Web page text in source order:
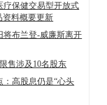
疗保健交易型开放式
资料概要更新
将布兰登-威廉斯离开
售涉及10名股东
高股息仍是“心头